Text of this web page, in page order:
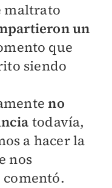
maltrato
un
que
siendo
no
todavía,
a hacer la
nos
comentó.